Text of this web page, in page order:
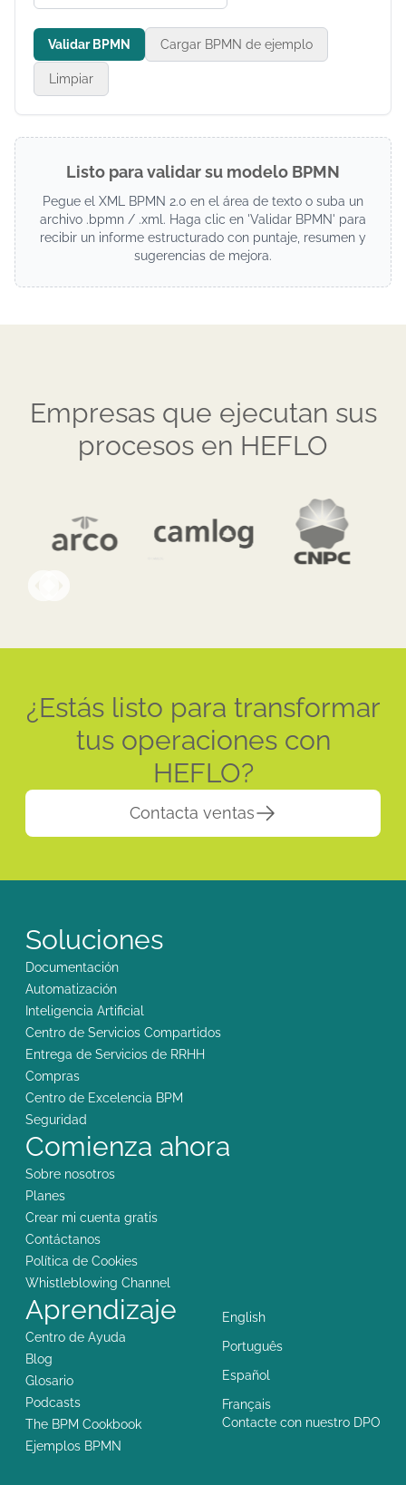
Validar BPMN Cargar BPMN de ejemplo
Limpiar
Listo para validar su modelo BPMN
Pegue el XML BPMN 2.0 en el área de texto o suba un
archivo .bpmn / .xml. Haga clic en 'Validar BPMN' para
recibir un informe estructurado con puntaje, resumen y
sugerencias de mejora.
Empresas que ejecutan sus
procesos en HEFLO
¿Estás listo para transformar
tus operaciones con
HEFLO?
Contacta ventas
Soluciones
Documentación
Automatización
Inteligencia Artificial
Centro de Servicios Compartidos
Entrega de Servicios de RRHH
Compras
Centro de Excelencia BPM
Seguridad
Comienza ahora
Sobre nosotros
Planes
Crear mi cuenta gratis
Contáctanos
Política de Cookies
Whistleblowing Channel
Aprendizaje
Centro de Ayuda
Blog
Glosario
Podcasts
The BPM Cookbook
Ejemplos BPMN
English
Português
Español
Français
Contacte con nuestro DPO